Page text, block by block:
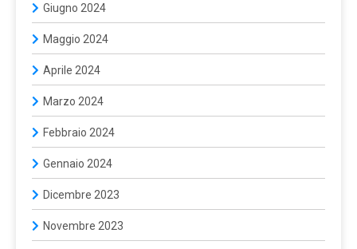
Giugno 2024
Maggio 2024
Aprile 2024
Marzo 2024
Febbraio 2024
Gennaio 2024
Dicembre 2023
Novembre 2023